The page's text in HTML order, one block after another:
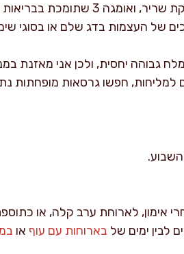
באופן כללי, פילה סרדינים מספק חלבון שמסייע
גבוהה יחסית, ולכן אני מאזנת
חפשו גרסאות מופחתות
אימון, לארוחת ערב קלה, או
לבין ימים של בארוחות עם עוף או